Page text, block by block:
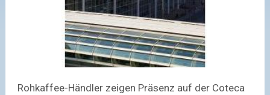
Rohkaffee-Händler zeigen Präsenz auf der Coteca